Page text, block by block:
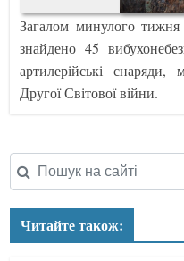
Загалом минулого
знайдено 45
артилерійські снаряди,
Другої Світової війни.
Читайте також: